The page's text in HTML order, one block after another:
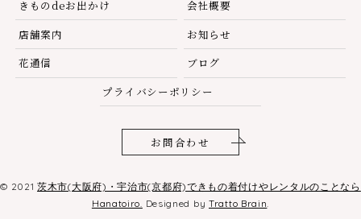
きものdeお出かけ
会社概要
店舗案内
お知らせ
花通信
ブログ
プライバシーポリシー
お問合わせ
© 2021茨木市(大阪府)・宇治市(京都府)できもの着付けやレンタルのことなら
Hanatoiro. Designed by Tratto Brain.